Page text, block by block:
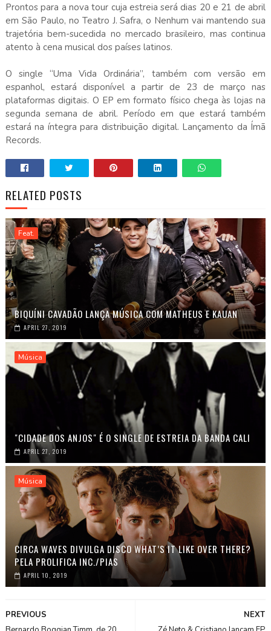
Prontos para a nova tour cuja estreia será dias 20 e 21 de abril
em São Paulo, no Teatro J. Safra, o Nenhum vai mantendo sua
trajetória bem-sucedida no mercado brasileiro, mas continua
atento à cena musical dos países latinos.
O single “Uma Vida Ordinária”, também com versão em
espanhol, estará disponível a partir de 23 de março nas
plataformas digitais. O EP em formato físico chega às lojas na
segunda semana de abril. Período em que estará também
estará na íntegra para distribuição digital. Lançamento da Ímã
Records.
RELATED POSTS
Feat.
BIQUÍNI CAVADÃO LANÇA MÚSICA COM MATHEUS E KAUAN
APRIL 27, 2019
Música
"CIDADE DOS ANJOS" É O SINGLE DE ESTREIA DA BANDA CALI
APRIL 27, 2019
Música
CIRCA WAVES DIVULGA DISCO WHAT’S IT LIKE OVER THERE?
PELA PROLIFICA INC./PIAS
APRIL 10, 2019
NEXT
PREVIOUS